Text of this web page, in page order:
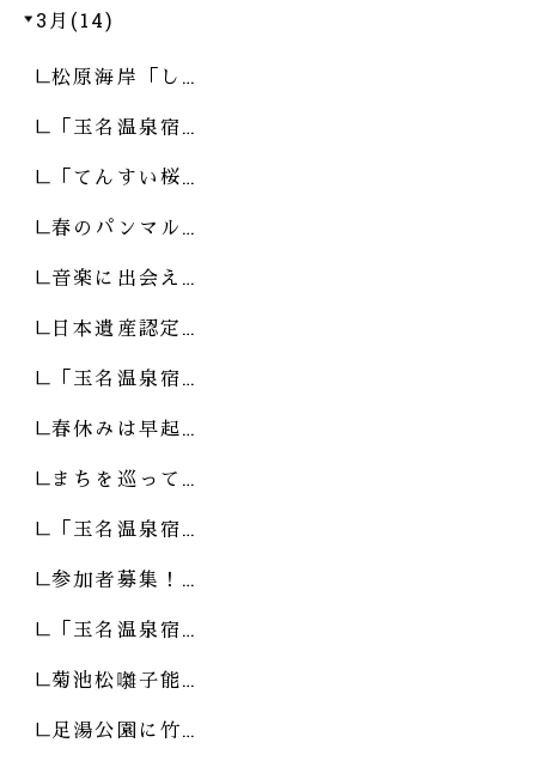
3月(14)
松原海岸「し…
「玉名温泉宿…
「てんすい桜…
春のパンマル…
音楽に出会え…
日本遺産認定…
「玉名温泉宿…
春休みは早起…
まちを巡って…
「玉名温泉宿…
参加者募集！…
「玉名温泉宿…
菊池松囃子能…
足湯公園に竹…